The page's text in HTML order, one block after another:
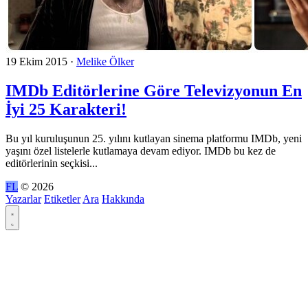
19 Ekim 2015 · Melike Ölker
IMDb Editörlerine Göre Televizyonun En
İyi 25 Karakteri!
Bu yıl kuruluşunun 25. yılını kutlayan sinema platformu IMDb, yeni
yaşını özel listelerle kutlamaya devam ediyor. IMDb bu kez de
editörlerinin seçkisi...
FL © 2026
Yazarlar Etiketler Ara Hakkında